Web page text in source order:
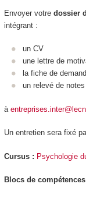
Envoyer votre dossier
intégrant :
un CV
une lettre de
la fiche de
un relevé de
à
Un entretien sera fixé
Cursus : Psychologie
Blocs de